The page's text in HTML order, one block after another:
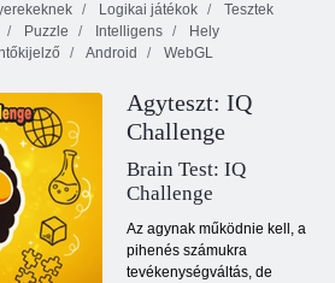
Logikai játékok
Tesztek
Puzzle Intelligens
Hely
Android WebGL
Agyteszt: IQ
Challenge
Brain Test: IQ
Challenge
Az agynak működnie kell, a
pihenés számukra
tevékenységváltás, de